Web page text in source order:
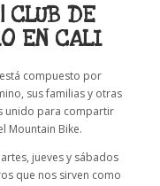
CLUB DE
EN CALI
compuesto por
sus familias y otras
unido para compartir
Mountain Bike.
jueves y sábados
que nos sirven como